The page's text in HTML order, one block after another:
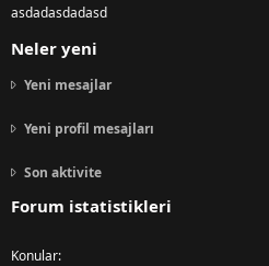
asdadasdadasd
Neler yeni
Yeni mesajlar
Yeni profil mesajları
Son aktivite
Forum istatistikleri
Konular